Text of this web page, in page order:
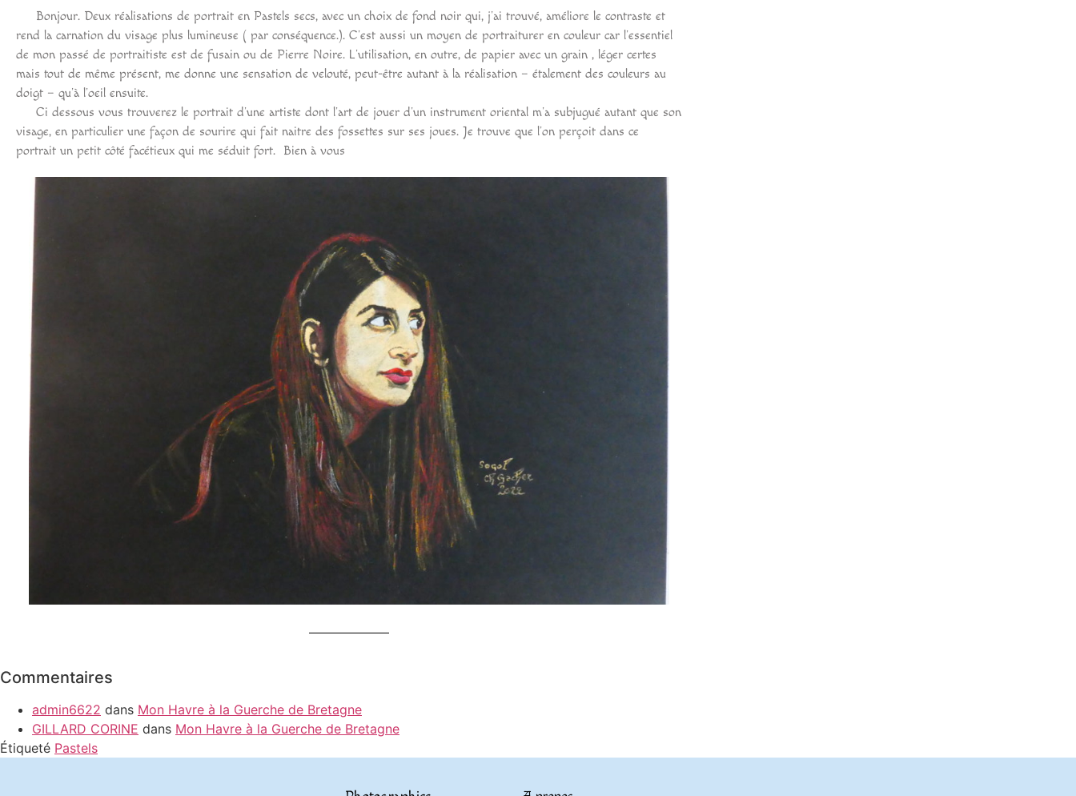
Bonjour. Deux réalisations de portrait en Pastels secs, avec un choix de fond noir qui, j’ai trouvé, améliore le contraste et
rend la carnation du visage plus lumineuse ( par conséquence.). C’est aussi un moyen de portraiturer en couleur car l’essentiel
de mon passé de portraitiste est de fusain ou de Pierre Noire. L’utilisation, en outre, de papier avec un grain , léger certes
mais tout de même présent, me donne une sensation de velouté, peut-être autant à la réalisation – étalement des couleurs au
doigt – qu’à l’oeil ensuite.
Ci dessous vous trouverez le portrait d’une artiste dont l’art de jouer d’un instrument oriental m’a subjugué autant que son
visage, en particulier une façon de sourire qui fait naitre des fossettes sur ses joues. Je trouve que l’on perçoit dans ce
portrait un petit côté facétieux qui me séduit fort. Bien à vous
Commentaires
admin6622 dans Mon Havre à la Guerche de Bretagne
GILLARD CORINE dans Mon Havre à la Guerche de Bretagne
Étiqueté Pastels